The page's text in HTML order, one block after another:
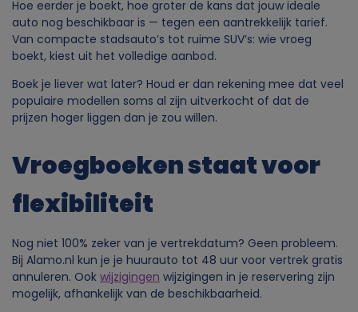
Hoe eerder je boekt, hoe groter de kans dat jouw ideale
auto nog beschikbaar is — tegen een aantrekkelijk tarief.
Van compacte stadsauto’s tot ruime SUV’s: wie vroeg
boekt, kiest uit het volledige aanbod.
Boek je liever wat later? Houd er dan rekening mee dat veel
populaire modellen soms al zijn uitverkocht of dat de
prijzen hoger liggen dan je zou willen.
Vroegboeken staat voor
flexibiliteit
Nog niet 100% zeker van je vertrekdatum? Geen probleem.
Bij Alamo.nl kun je je huurauto tot 48 uur voor vertrek gratis
annuleren. Ook wijzigingen wijzigingen in je reservering zijn
mogelijk, afhankelijk van de beschikbaarheid.